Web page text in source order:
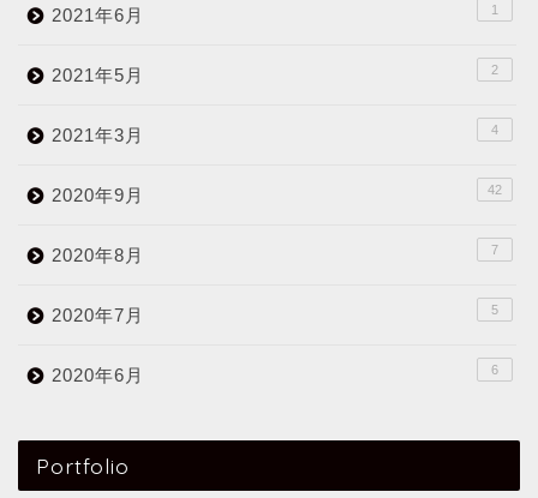
2021年6月 1
2021年5月 2
2021年3月 4
2020年9月 42
2020年8月 7
2020年7月 5
2020年6月 6
Portfolio